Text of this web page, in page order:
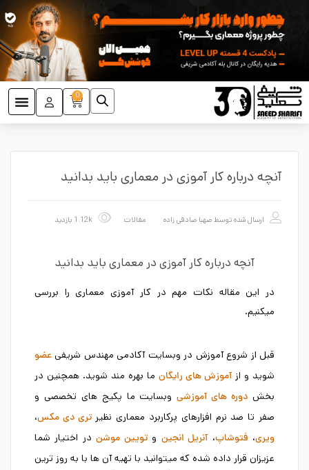
0
آنچه درباره کار آموزی در معماری باید بدانید
ارسال شده توسط صهبا صادقی زاده مقالات
آنچه درباره کار آموزی در معماری باید بدانید
در این مقاله نکات مهم در کار آموزی معماری را بررسی
میکنیم.
قبل از شروع آموزش در وبسایت آکادمی مهندس شریفی عضو
شوید و ازآموزش های رایگان ما بهره مند شوید. همچنین در
بخش دوره های آموزشیوبسایت ما پکیج های تخصصی و
صفر تا صد نرم افزارهای پرکاربرد معماری نظیرتری دی مکس،
ویری، فتوشاپ،آنریل انجین وتویین موشندر اختیار شما
عزیزان قرار داده شده که میتوانید با تهیه آن ها با به روز ترین